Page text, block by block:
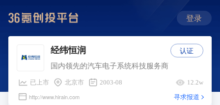
登录
经纬恒润
国内领先的汽车电子系统科技服务商
已上市 北京市 2003-08 12.2w
http://www.hirain.com 寻求报道
认证